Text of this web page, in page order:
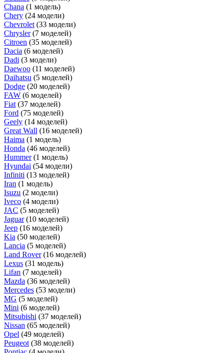
Chana (1 модель)
Chery (24 модели)
Chevrolet (33 модели)
Chrysler (7 моделей)
Citroen (35 моделей)
Dacia (6 моделей)
Dadi (3 модели)
Daewoo (11 моделей)
Daihatsu (5 моделей)
Dodge (20 моделей)
FAW (6 моделей)
Fiat (37 моделей)
Ford (75 моделей)
Geely (14 моделей)
Great Wall (16 моделей)
Haima (1 модель)
Honda (46 моделей)
Hummer (1 модель)
Hyundai (54 модели)
Infiniti (13 моделей)
Iran (1 модель)
Isuzu (2 модели)
Iveco (4 модели)
JAC (5 моделей)
Jaguar (10 моделей)
Jeep (16 моделей)
Kia (50 моделей)
Lancia (5 моделей)
Land Rover (16 моделей)
Lexus (31 модель)
Lifan (7 моделей)
Mazda (36 моделей)
Mercedes (53 модели)
MG (5 моделей)
Mini (6 моделей)
Mitsubishi (37 моделей)
Nissan (65 моделей)
Opel (49 моделей)
Peugeot (38 моделей)